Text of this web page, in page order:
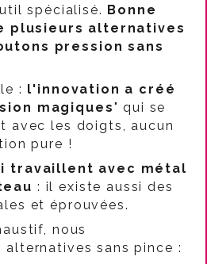
spécialisé. Bonne
plusieurs alternatives
pression sans
: l'innovation a créé
magiques" qui se
avec les doigts, aucun
pure !​
travaillent avec métal
: il existe aussi des
et éprouvées.​​
nous
alternatives sans pince :